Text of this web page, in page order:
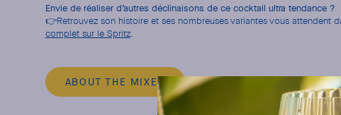
Envie de réaliser d’autres déclinaisons de ce cocktail ultra tendance ?
👉Retrouvez son histoire et ses nombreuses variantes vous attendent
complet sur le Spritz.
ABOUT THE MIXER